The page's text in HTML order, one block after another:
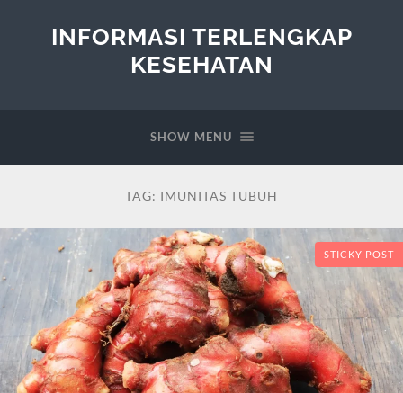
INFORMASI TERLENGKAP
KESEHATAN
SHOW MENU
TAG: IMUNITAS TUBUH
STICKY POST